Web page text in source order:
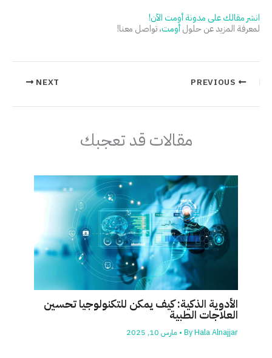
انشر مقالك على مدونة أومت الآن!
لمعرفة المزيد عن حلولأومت، تواصل معنا!
NEXT
مقالات قد تعجبك
الأدوية الذكية: كيف يمكن للتكنولوجيا تحسين
العلاجات الطبية
ByHala Alnajjar
• مارس 10, 2025